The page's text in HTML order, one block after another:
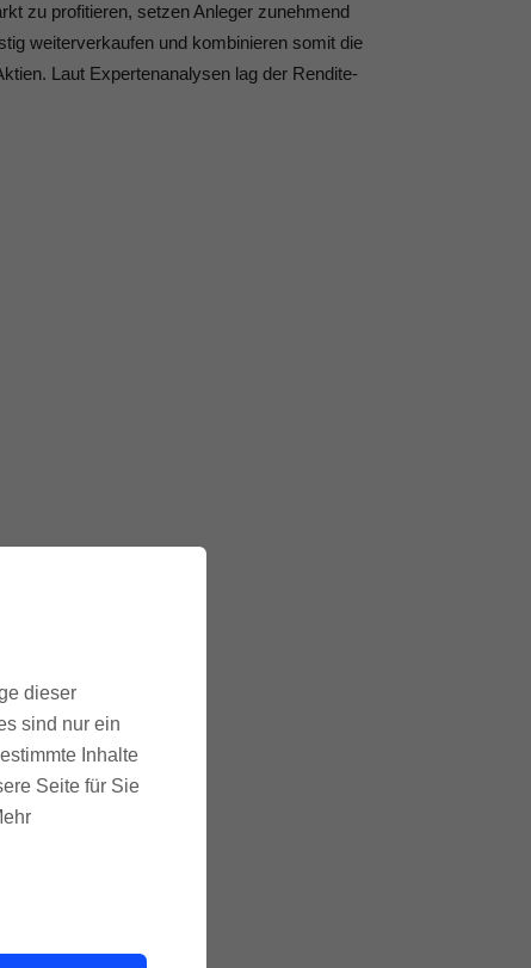
zu profitieren, setzen Anleger zunehmend
weiterverkaufen und kombinieren somit die
Laut Expertenanalysen lag der Rendite-
dieser
sind nur ein
Inhalte
Seite für Sie